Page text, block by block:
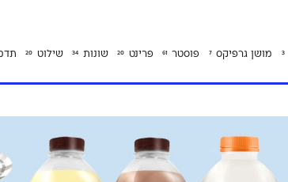
3 מושן גרפיקס 7 פוסטר 61 פרינט 20 שונות 34 שילוט 20